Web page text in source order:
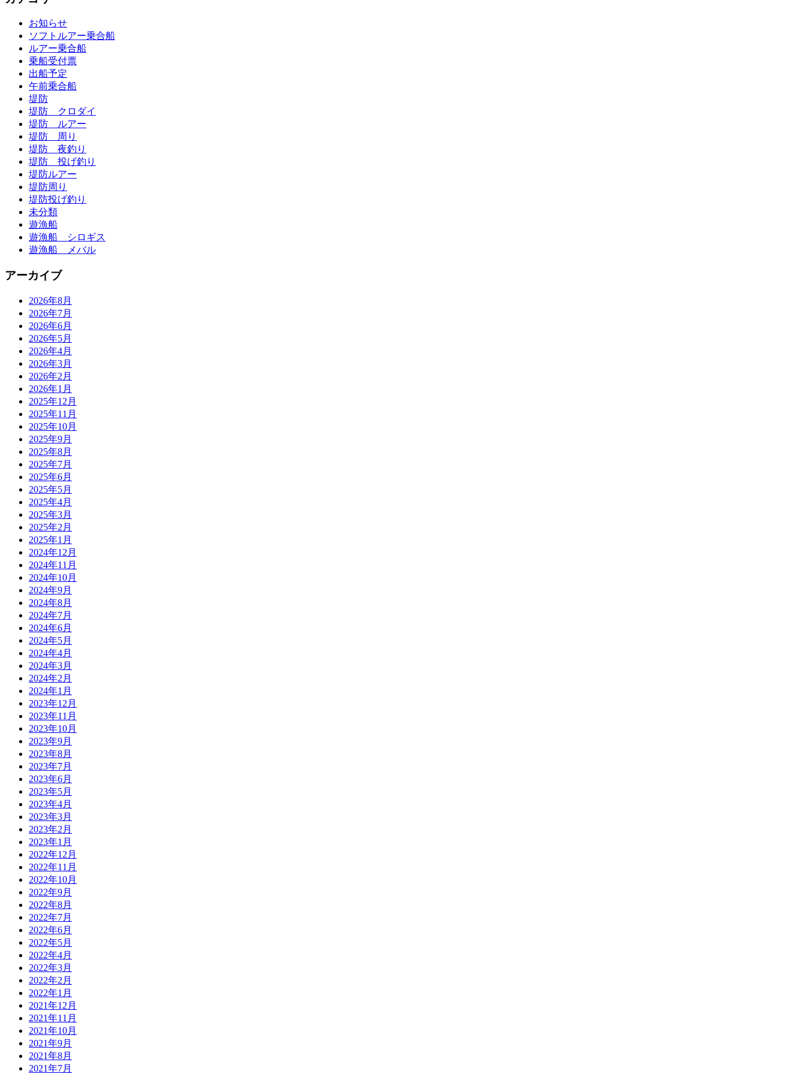
お知らせ
ソフトルアー乗合船
ルアー乗合船
乗船受付票
出船予定
午前乗合船
堤防
堤防 クロダイ
堤防 ルアー
堤防 周り
堤防 夜釣り
堤防 投げ釣り
堤防ルアー
堤防周り
堤防投げ釣り
未分類
遊漁船
遊漁船 シロギス
遊漁船 メバル
アーカイブ
2026年8月
2026年7月
2026年6月
2026年5月
2026年4月
2026年3月
2026年2月
2026年1月
2025年12月
2025年11月
2025年10月
2025年9月
2025年8月
2025年7月
2025年6月
2025年5月
2025年4月
2025年3月
2025年2月
2025年1月
2024年12月
2024年11月
2024年10月
2024年9月
2024年8月
2024年7月
2024年6月
2024年5月
2024年4月
2024年3月
2024年2月
2024年1月
2023年12月
2023年11月
2023年10月
2023年9月
2023年8月
2023年7月
2023年6月
2023年5月
2023年4月
2023年3月
2023年2月
2023年1月
2022年12月
2022年11月
2022年10月
2022年9月
2022年8月
2022年7月
2022年6月
2022年5月
2022年4月
2022年3月
2022年2月
2022年1月
2021年12月
2021年11月
2021年10月
2021年9月
2021年8月
2021年7月